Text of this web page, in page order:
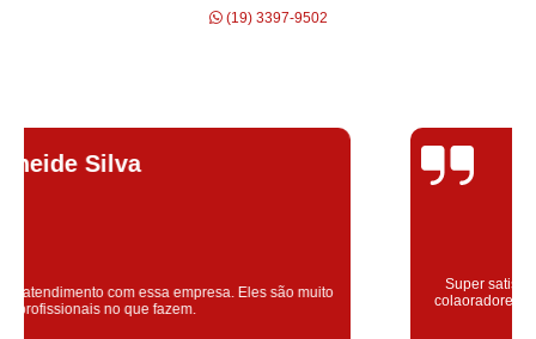
(19) 3397-9502
Silvana Alves
Super satisfeita com o serviço prestado, atendimento muito bom!
colaoradores educado e transparente, destaque para o colaborador
Claudinei excelente profissional!